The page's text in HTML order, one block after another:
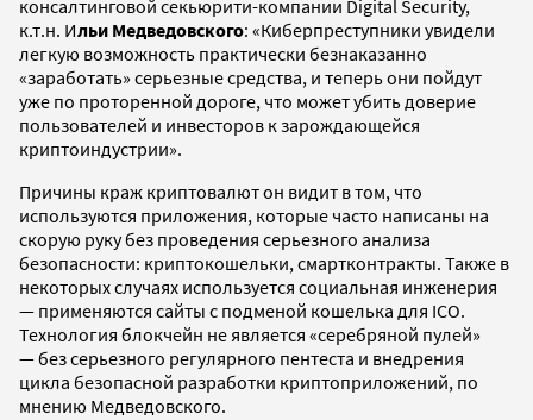
консалтинговой секьюрити-компании Digital Security,
к.т.н. Ильи Медведовского: «Киберпреступники увидели
легкую возможность практически безнаказанно
«заработать» серьезные средства, и теперь они пойдут
уже по проторенной дороге, что может убить доверие
пользователей и инвесторов к зарождающейся
криптоиндустрии».
Причины краж криптовалют он видит в том, что
используются приложения, которые часто написаны на
скорую руку без проведения серьезного анализа
безопасности: криптокошельки, смартконтракты. Также в
некоторых случаях используется социальная инженерия
— применяются сайты с подменой кошелька для ICO.
Технология блокчейн не является «серебряной пулей»
— без серьезного регулярного пентеста и внедрения
цикла безопасной разработки криптоприложений, по
мнению Медведовского.